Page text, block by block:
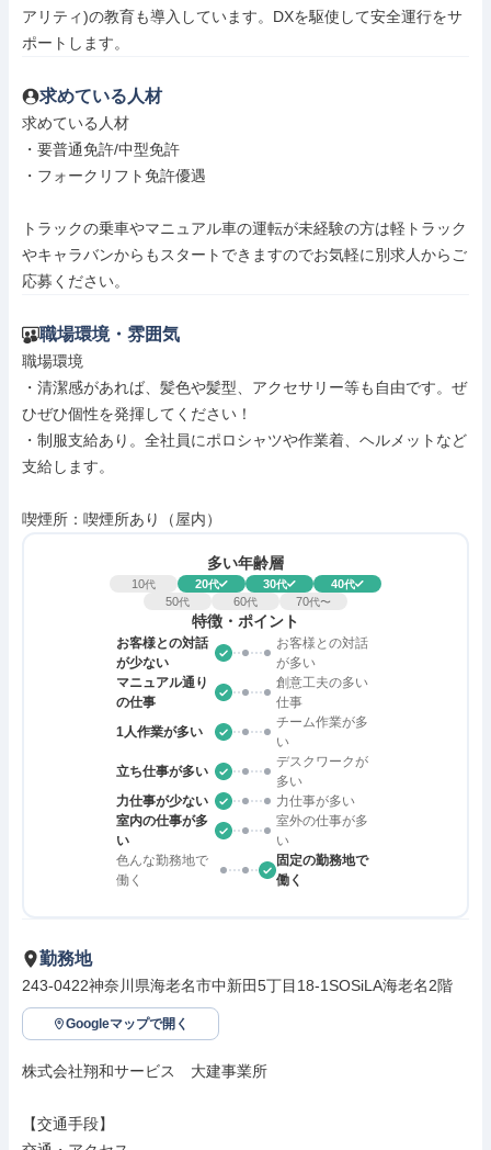
アリティ)の教育も導入しています。DXを駆使して安全運行をサ
ポートします。
求めている人材
求めている人材
・要普通免許/中型免許
・フォークリフト免許優遇
トラックの乗車やマニュアル車の運転が未経験の方は軽トラック
やキャラバンからもスタートできますのでお気軽に別求人からご
応募ください。
職場環境・雰囲気
職場環境
・清潔感があれば、髪色や髪型、アクセサリー等も自由です。ぜ
ひぜひ個性を発揮してください！
・制服支給あり。全社員にポロシャツや作業着、ヘルメットなど
支給します。
喫煙所：喫煙所あり（屋内）
多い年齢層
10代 20代 30代 40代
50代 60代 70代〜
特徴・ポイント
お客様との対話
が少ない
お客様との対話
が多い
マニュアル通り
の仕事
創意工夫の多い
仕事
1人作業が多い
チーム作業が多
い
立ち仕事が多い
デスクワークが
多い
力仕事が少ない
力仕事が多い
室内の仕事が多
い
室外の仕事が多
い
色んな勤務地で
働く
固定の勤務地で
働く
勤務地
243-0422神奈川県海老名市中新田5丁目18-1SOSiLA海老名2階
Googleマップで開く
株式会社翔和サービス　大建事業所
【交通手段】